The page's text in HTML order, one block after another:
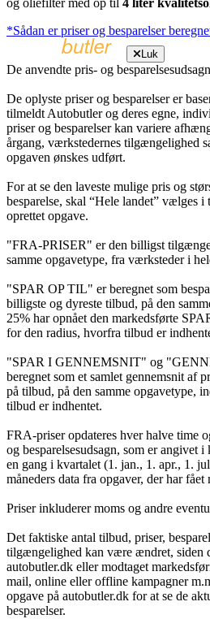
*Sådan er priser og besparelser
Luk
De anvendte pris- og besparelsesudsagn
De oplyste priser og besparelser er
tilmeldt Autobutler og deres egne,
priser og besparelser kan variere
årgang, værkstedernes tilgængelighed
opgaven ønskes udført.
For at se den laveste mulige pris og
besparelse, skal “Hele landet” vælges i
oprettet opgave.
"FRA-PRISER" er den billigst
samme opgavetype, fra værksteder i
"SPAR OP TIL" er beregnet som
billigste og dyreste tilbud, på den
25% har opnået den markedsførte
for den radius, hvorfra tilbud er
"SPAR I GENNEMSNIT" og
beregnet som et samlet gennemsnit af
på tilbud, på den samme opgavetype,
tilbud er indhentet.
FRA-priser opdateres hver halve time
og besparelsesudsagn, som er angivet
en gang i kvartalet (1. jan., 1. apr., 1.
måneders data fra opgaver, der har
Priser inkluderer moms og andre
Det faktiske antal tilbud, priser,
tilgængelighed kan være ændret, siden
autobutler.dk eller modtaget
mail, online eller offline kampagner
opgave på autobutler.dk for at se de
besparelser.